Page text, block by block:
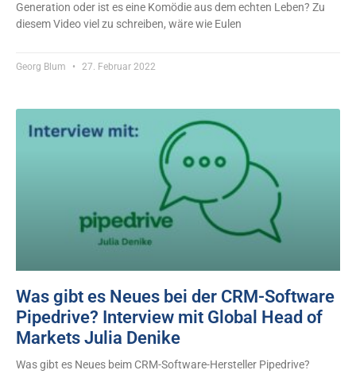
Generation oder ist es eine Komödie aus dem echten Leben? Zu
diesem Video viel zu schreiben, wäre wie Eulen
Georg Blum 27. Februar 2022
Was gibt es Neues bei der CRM-Software
Pipedrive? Interview mit Global Head of
Markets Julia Denike
Was gibt es Neues beim CRM-Software-Hersteller Pipedrive?